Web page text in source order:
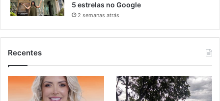
5 estrelas no Google
2 semanas atrás
Recentes